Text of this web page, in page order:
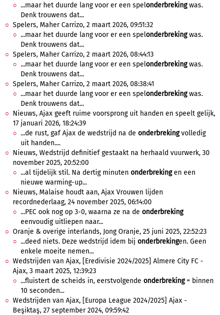
...maar het duurde lang voor er een spelonderbrekingwas.
Denk trouwens dat...
Spelers, Maher Carrizo, 2 maart 2026, 09:51:32
...maar het duurde lang voor er een spelonderbrekingwas.
Denk trouwens dat...
Spelers, Maher Carrizo, 2 maart 2026, 08:44:13
...maar het duurde lang voor er een spelonderbrekingwas.
Denk trouwens dat...
Spelers, Maher Carrizo, 2 maart 2026, 08:38:41
...maar het duurde lang voor er een spelonderbrekingwas.
Denk trouwens dat...
Nieuws, Ajax geeft ruime voorsprong uit handen en speelt gelijk,
17 januari 2026, 18:24:39
...de rust, gaf Ajax de wedstrijd na de onderbrekingvolledig
uit handen....
Nieuws, Wedstrijd definitief gestaakt na herhaald vuurwerk, 30
november 2025, 20:52:00
...al tijdelijk stil. Na dertig minuten onderbrekingen een
nieuwe warming-up...
Nieuws, Malaise houdt aan, Ajax Vrouwen lijden
recordnederlaag, 24 november 2025, 06:14:00
...PEC ook nog op 3-0, waarna ze na de onderbreking
eenvoudig uitliepen naar...
Oranje & overige interlands, Jong Oranje, 25 juni 2025, 22:52:23
...deed niets. Deze wedstrijd idem bij onderbrekingen. Geen
enkele moeite nemen...
Wedstrijden van Ajax, [Eredivisie 2024/2025] Almere City FC -
Ajax, 3 maart 2025, 12:39:23
...fluistert de scheids in, eerstvolgende onderbreking= binnen
10 seconden...
Wedstrijden van Ajax, [Europa League 2024/2025] Ajax -
Beşiktaş, 27 september 2024, 09:59:42